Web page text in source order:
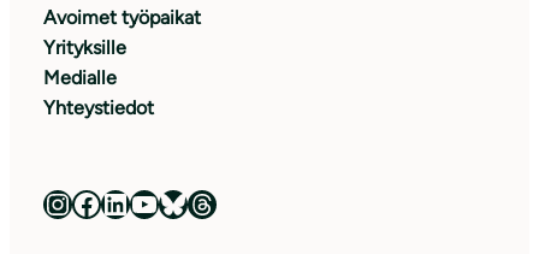
Avoimet työpaikat
Yrityksille
Medialle
Yhteystiedot
Luonnonsuojeluliitto Instagramissa Luonnonsuojeluliitto Facebookissa Luonnonsuojeluliitto LinkedInissä Luonnonsuojeluliiton YouTube-kanava Luonnonsuojeluliitto Blueskyssa Luonnonsuojeluliitto Threadsissa